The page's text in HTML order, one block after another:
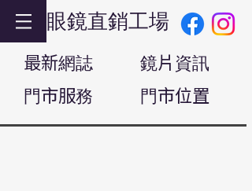
眼鏡直銷工場
最新網誌
門市服務
鏡片資訊
門市位置